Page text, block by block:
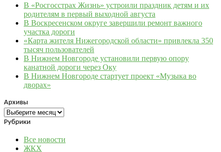
В «Росгосстрах Жизнь» устроили праздник детям и их
родителям в первый выходной августа
В Воскресенском округе завершили ремонт важного
участка дороги
«Карта жителя Нижегородской области» привлекла 350
тысяч пользователей
В Нижнем Новгороде установили первую опору
канатной дороги через Оку
В Нижнем Новгороде стартует проект «Музыка во
дворах»
Архивы
Архивы
Рубрики
Все новости
ЖКХ